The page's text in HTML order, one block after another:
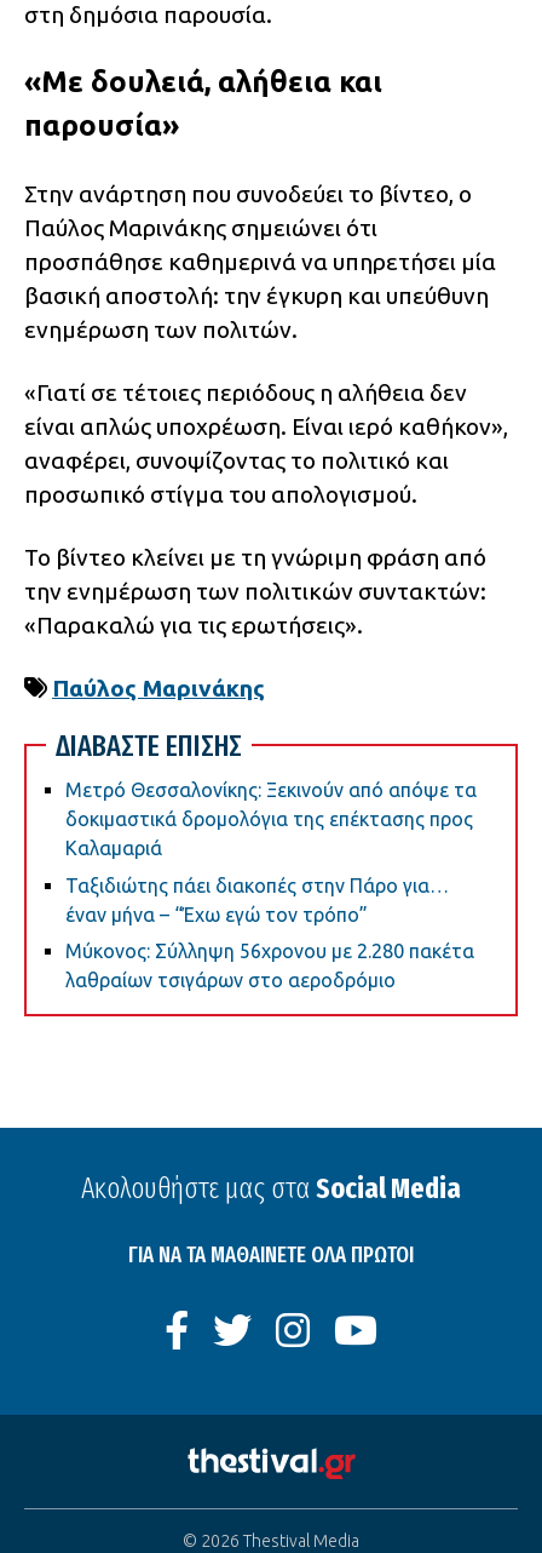
στη δημόσια παρουσία.
«Με δουλειά, αλήθεια και
παρουσία»
Στην ανάρτηση που συνοδεύει το βίντεο, ο
Παύλος Μαρινάκης σημειώνει ότι
προσπάθησε καθημερινά να υπηρετήσει μία
βασική αποστολή: την έγκυρη και υπεύθυνη
ενημέρωση των πολιτών.
«Γιατί σε τέτοιες περιόδους η αλήθεια δεν
είναι απλώς υποχρέωση. Είναι ιερό καθήκον»,
αναφέρει, συνοψίζοντας το πολιτικό και
προσωπικό στίγμα του απολογισμού.
Το βίντεο κλείνει με τη γνώριμη φράση από
την ενημέρωση των πολιτικών συντακτών:
«Παρακαλώ για τις ερωτήσεις».
Παύλος Μαρινάκης
ΔΙΑΒΑΣΤΕ ΕΠΙΣΗΣ
Μετρό Θεσσαλονίκης: Ξεκινούν από απόψε τα
δοκιμαστικά δρομολόγια της επέκτασης προς
Καλαμαριά
Ταξιδιώτης πάει διακοπές στην Πάρο για…
έναν μήνα – “Έχω εγώ τον τρόπο”
Μύκονος: Σύλληψη 56χρονου με 2.280 πακέτα
λαθραίων τσιγάρων στο αεροδρόμιο
Ακολουθήστε μας στα Social Media
ΓΙΑ ΝΑ ΤΑ ΜΑΘΑΙΝΕΤΕ ΟΛΑ ΠΡΩΤΟΙ
© 2026 Thestival Media